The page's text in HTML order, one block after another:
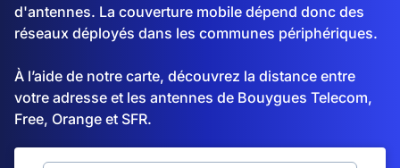
d'antennes. La couverture mobile dépend donc des
réseaux déployés dans les communes périphériques.
À l’aide de notre carte, découvrez la distance entre
votre adresse et les antennes de Bouygues Telecom,
Free, Orange et SFR.